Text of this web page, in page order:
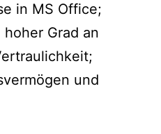
in MS Office;
Grad an
und